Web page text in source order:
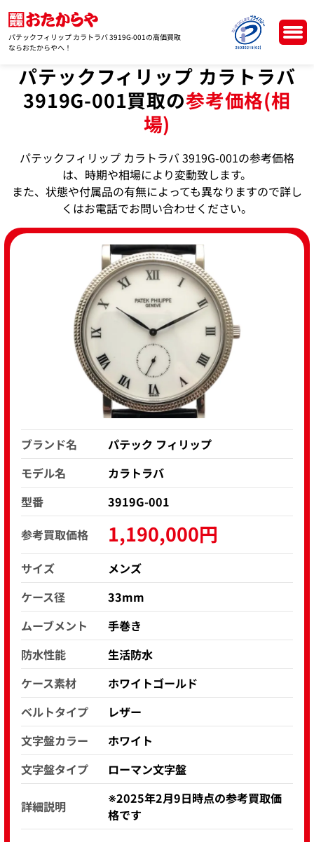
パテックフィリップ カラトラバ 3919G-001の高価買取
ならおたからやへ！
パテックフィリップ カラトラバ
3919G-001買取の参考価格(相
場)
パテックフィリップ カラトラバ 3919G-001の参考価格
は、時期や相場により変動致します。
また、状態や付属品の有無によっても異なりますので詳し
くはお電話でお問い合わせください。
ブランド名
パテック フィリップ
モデル名
カラトラバ
型番
3919G-001
参考買取価格
1,190,000円
サイズ
メンズ
ケース径
33mm
ムーブメント
手巻き
防水性能
生活防水
ケース素材
ホワイトゴールド
ベルトタイプ
レザー
文字盤カラー
ホワイト
文字盤タイプ
ローマン文字盤
詳細説明
※2025年2月9日時点の参考買取価
格です